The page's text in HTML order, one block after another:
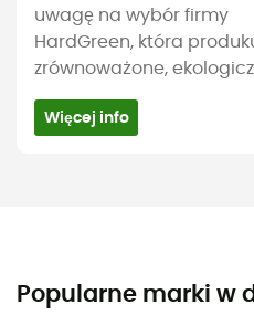
uwagę na wybór firmy
HardGreen, która
zrównoważone,
Więcej info
Popularne marki w